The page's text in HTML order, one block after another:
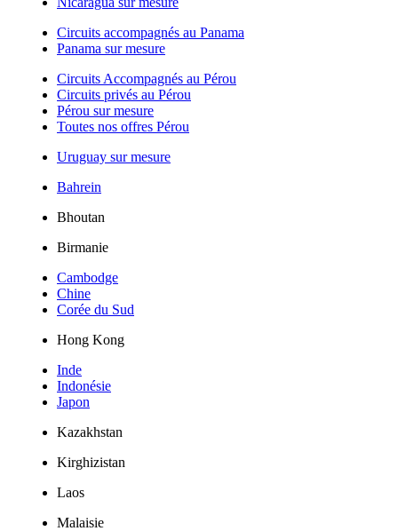
Circuits accompagnés au Panama
Panama sur mesure
Circuits Accompagnés au Pérou
Circuits privés au Pérou
Pérou sur mesure
Toutes nos offres Pérou
Uruguay sur mesure
Bahrein
Bhoutan
Birmanie
Cambodge
Chine
Corée du Sud
Hong Kong
Inde
Indonésie
Japon
Kazakhstan
Kirghizistan
Laos
Malaisie